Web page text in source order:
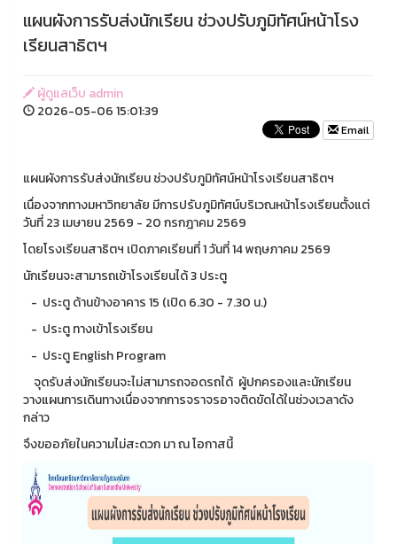
แผนผังการรับส่งนักเรียน ช่วงปรับภูมิทัศน์หน้าโรง
เรียนสาธิตฯ
ผู้ดูแลเว็บ admin
2026-05-06 15:01:39
Email
แผนผังการรับส่งนักเรียน ช่วงปรับภูมิทัศน์หน้าโรงเรียนสาธิตฯ
เนื่องจากทางมหาวิทยาลัย มีการปรับภูมิทัศน์บริเวณหน้าโรงเรียนตั้งแต่
วันที่ 23 เมษายน 2569 - 20 กรกฎาคม 2569
โดยโรงเรียนสาธิตฯ เปิดภาคเรียนที่ 1 วันที่ 14 พฤษภาคม 2569
นักเรียนจะสามารถเข้าโรงเรียนได้ 3 ประตู
- ประตู ด้านข้างอาคาร 15 (เปิด 6.30 - 7.30 น.)
- ประตู ทางเข้าโรงเรียน
- ประตู English Program
จุดรับส่งนักเรียนจะไม่สามารถจอดรถได้ ผู้ปกครองและนักเรียน
วางแผนการเดินทางเนื่องจากการจราจรอาจติดขัดได้ในช่วงเวลาดัง
กล่าว
จึงขออภัยในความไม่สะดวก มา ณ โอกาสนี้